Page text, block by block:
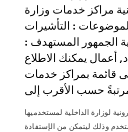
مراكز خدمات وزارة
: التأشيرات
الجمهور المستهدف :
أعمال يمكنك الاطلاع
قائمة بمراكز خدمات
مرتبةً حسب الأقرب إلى
لوزارة الداخلية لمستخدميها
وذلك ليتمكن من الإستفادة